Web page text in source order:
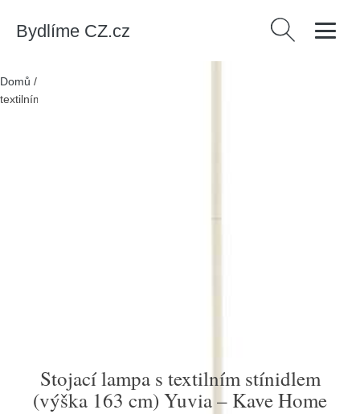
Bydlíme CZ.cz Vyhledávání
Domů /
textilním stínidlem (výška 163 cm) Yuvia – Kave Home
Stojací lampa s textilním stínidlem
(výška 163 cm) Yuvia – Kave Home